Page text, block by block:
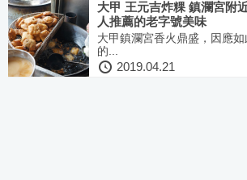
大甲 王元吉炸粿 鎮瀾宮附
人推薦的老字號美味
大甲鎮瀾宮香火鼎盛，因應
的...
2019.04.21